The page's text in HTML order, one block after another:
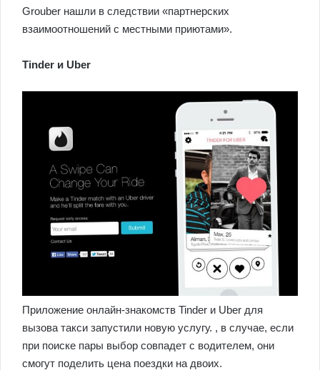
Grouber нашли в следствии «партнерских
взаимоотношений с местными приютами».
Tinder и Uber
Приложение онлайн-знакомств Tinder и Uber для
вызова такси запустили новую услугу. , в случае, если
при поиске пары выбор совпадет с водителем, они
смогут поделить цена поездки на двоих.